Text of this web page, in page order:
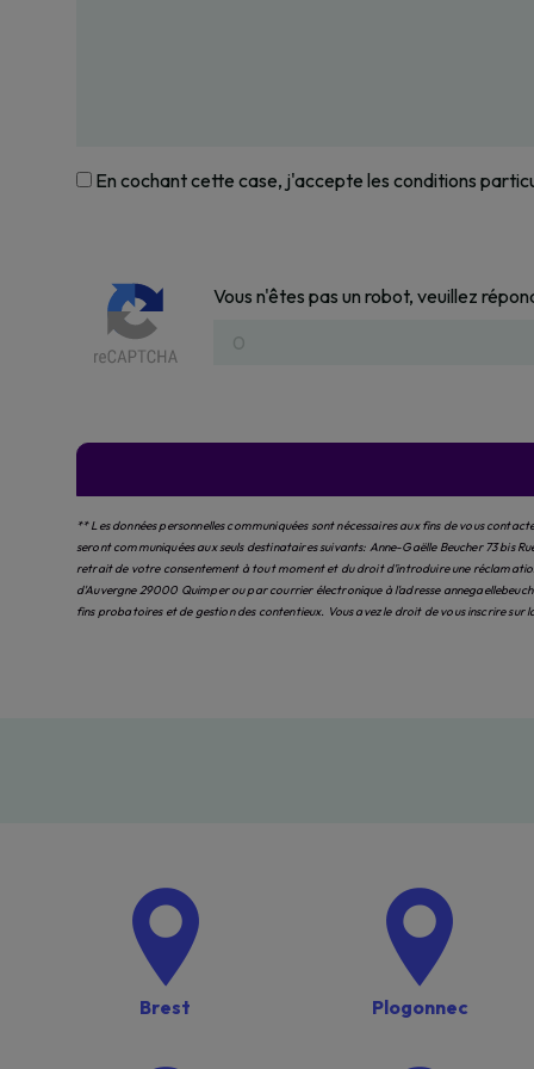
En cochant cette case, j'accepte les conditions
Vous n'êtes pas un robot, veuillez
** Les données personnelles communiquées sont nécessaires aux fins de vous
seront communiquées aux seuls destinataires suivants: Anne-Gaëlle Beucher 73
retrait de votre consentement à tout moment et du droit d’introduire une
d'Auvergne 29000 Quimper ou par courrier électronique à l'adresse
fins probatoires et de gestion des contentieux. Vous avez le droit de vous inscrire
Brest Plogonnec